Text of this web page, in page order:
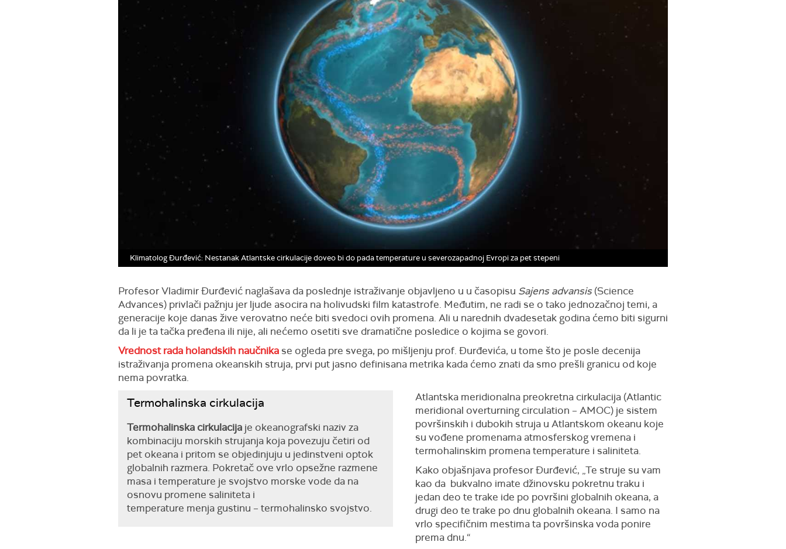
Klimatolog Đurđević: Nestanak Atlantske cirkulacije doveo bi do pada temperature u severozapadnoj Evropi za pet stepeni
Profesor Vladimir Đurđević naglašava da poslednje istraživanje objavljeno u u časopisu Sajens advansis(Science
Advances) privlači pažnju jer ljude asocira na holivudski film katastrofe. Međutim, ne radi se o tako jednozačnoj temi, a
generacije koje danas žive verovatno neće biti svedoci ovih promena. Ali u narednih dvadesetak godina ćemo biti sigurni
da li je ta tačka pređena ili nije, ali nećemo osetiti sve dramatične posledice o kojima se govori.
Vrednost rada holandskih naučnika se ogleda pre svega, po mišljenju prof. Đurđevića, u tome što je posle decenija
istraživanja promena okeanskih struja, prvi put jasno definisana metrika kada ćemo znati da smo prešli granicu od koje
nema povratka.
Termohalinska cirkulacija
Termohalinska cirkulacija je okeanografski naziv za
kombinaciju morskih strujanja koja povezuju četiri od
pet okeana i pritom se objedinjuju u jedinstveni optok
globalnih razmera. Pokretač ove vrlo opsežne razmene
masa i temperature je svojstvo morske vode da na
osnovu promene saliniteta i
temperature menja gustinu – termohalinsko svojstvo.
Atlantska meridionalna preokretna cirkulacija (Atlantic
meridional overturning circulation – AMOC) je sistem
površinskih i dubokih struja u Atlantskom okeanu koje
su vođene promenama atmosferskog vremena i
termohalinskim promena temperature i saliniteta.
Kako objašnjava profesor Đurđević, „Te struje su vam
kao da bukvalno imate džinovsku pokretnu traku i
jedan deo te trake ide po površini globalnih okeana, a
drugi deo te trake po dnu globalnih okeana. I samo na
vrlo specifičnim mestima ta površinska voda ponire
prema dnu.“